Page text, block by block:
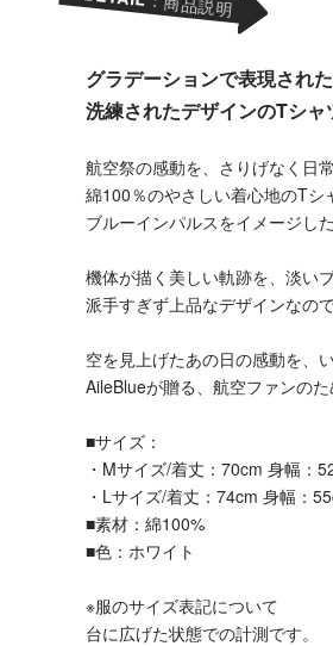
グラデーションで表現され
洗練されたデザインのTシャ
航空祭の感動を、さりげなく日常
綿100％のやさしい着心地のTシ
ブルーインパルスをイメージし
機体が描く美しい軌跡を、淡い
派手すぎず上品なデザインなの
空を見上げたあの日の感動を、
AileBlueが贈る、航空ファンのた
■サイズ：
・Mサイズ/着丈：70cm 身幅：
・Lサイズ/着丈：74cm 身幅：
■素材：綿100%
■色：ホワイト
※服のサイズ表記について
台に広げた状態での計測です。